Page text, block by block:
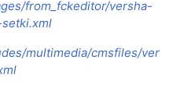
from_fckeditor/versha-
multimedia/cmsfiles/ver